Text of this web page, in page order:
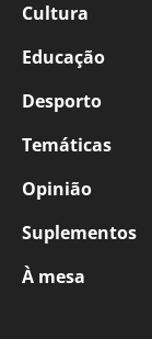
Cultura
Educação
Desporto
Temáticas
Opinião
Suplementos
À mesa